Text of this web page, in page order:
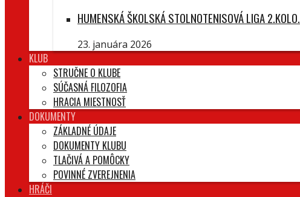
HUMENSKÁ ŠKOLSKÁ STOLNOTENISOVÁ LIGA 2.KOLO.
23. januára 2026
KLUB
STRUČNE O KLUBE
SÚČASNÁ FILOZOFIA
HRACIA MIESTNOSŤ
DOKUMENTY
ZÁKLADNÉ ÚDAJE
DOKUMENTY KLUBU
TLAČIVÁ A POMÔCKY
POVINNÉ ZVEREJNENIA
HRÁČI